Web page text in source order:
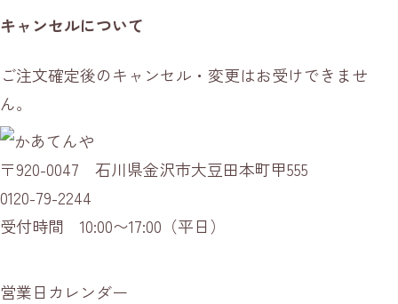
キャンセルについて
ご注文確定後のキャンセル・変更はお受けできませ
ん。
〒920-0047 石川県金沢市大豆田本町甲555
0120-79-2244
受付時間 10:00〜17:00（平日）
営業日カレンダー